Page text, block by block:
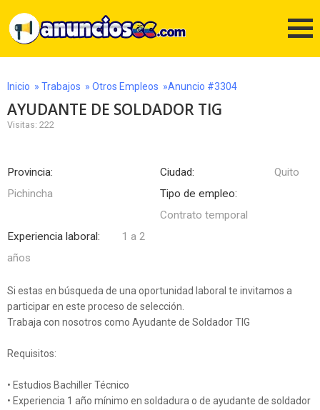
Inicio » Trabajos » Otros Empleos »Anuncio #3304
AYUDANTE DE SOLDADOR TIG
Visitas: 222
Provincia:
Pichincha
Ciudad:
Quito
Tipo de empleo:
Contrato temporal
Experiencia laboral:
1 a 2
años
Si estas en búsqueda de una oportunidad laboral te invitamos a
participar en este proceso de selección.
Trabaja con nosotros como Ayudante de Soldador TIG
Requisitos:
• Estudios Bachiller Técnico
• Experiencia 1 año mínimo en soldadura o de ayudante de soldador